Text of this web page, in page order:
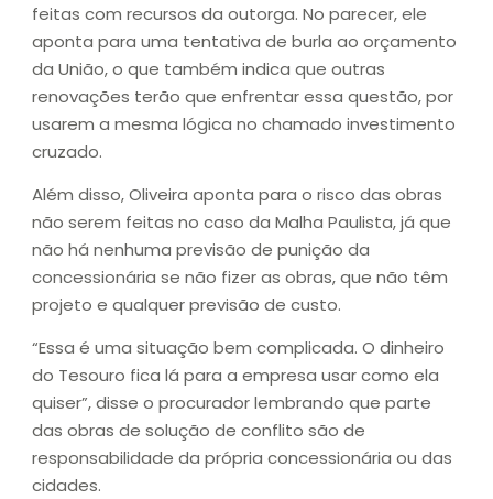
feitas com recursos da outorga. No parecer, ele
aponta para uma tentativa de burla ao orçamento
da União, o que também indica que outras
renovações terão que enfrentar essa questão, por
usarem a mesma lógica no chamado investimento
cruzado.
Além disso, Oliveira aponta para o risco das obras
não serem feitas no caso da Malha Paulista, já que
não há nenhuma previsão de punição da
concessionária se não fizer as obras, que não têm
projeto e qualquer previsão de custo.
“Essa é uma situação bem complicada. O dinheiro
do Tesouro fica lá para a empresa usar como ela
quiser”, disse o procurador lembrando que parte
das obras de solução de conflito são de
responsabilidade da própria concessionária ou das
cidades.